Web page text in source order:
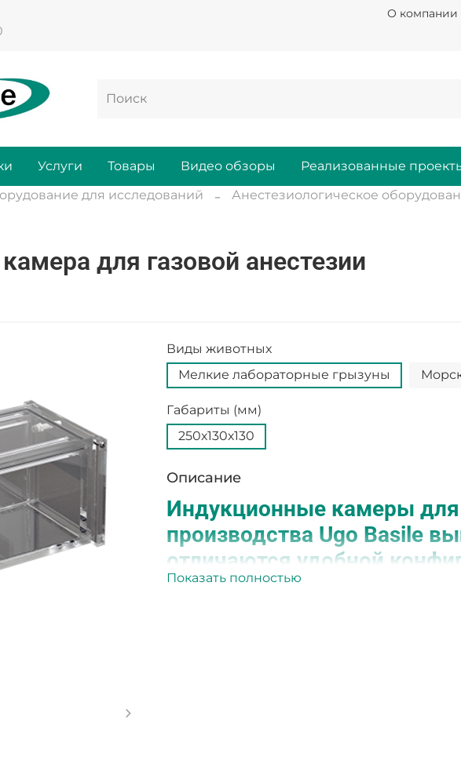
О компании
Услуги Товары Видео обзоры Реализованные
для исследований Анестезиологическое
для газовой анестезии
Виды животных
Мелкие лабораторные грызуны
Габариты (мм)
250х130х130
Описание
Индукционные камеры для
производства Ugo Basile
отличаются удобной
выдвижной крышкой.
Показать полностью